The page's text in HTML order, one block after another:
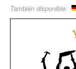
También disponible: